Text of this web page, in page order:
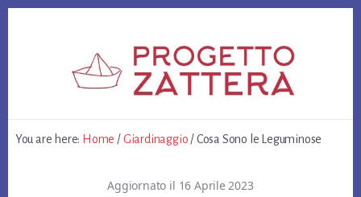
You are here: Home /Giardinaggio/Cosa Sono le Leguminose
Aggiornato il 16 Aprile 2023